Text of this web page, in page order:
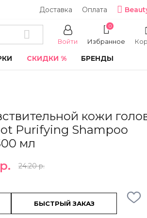
Доставка Оплата
Войти
0
Избранное
СКИДКИ % БРЕНДЫ
кожи
Purifying Shampoo
мл
24.20 р.
БЫСТРЫЙ ЗАКАЗ